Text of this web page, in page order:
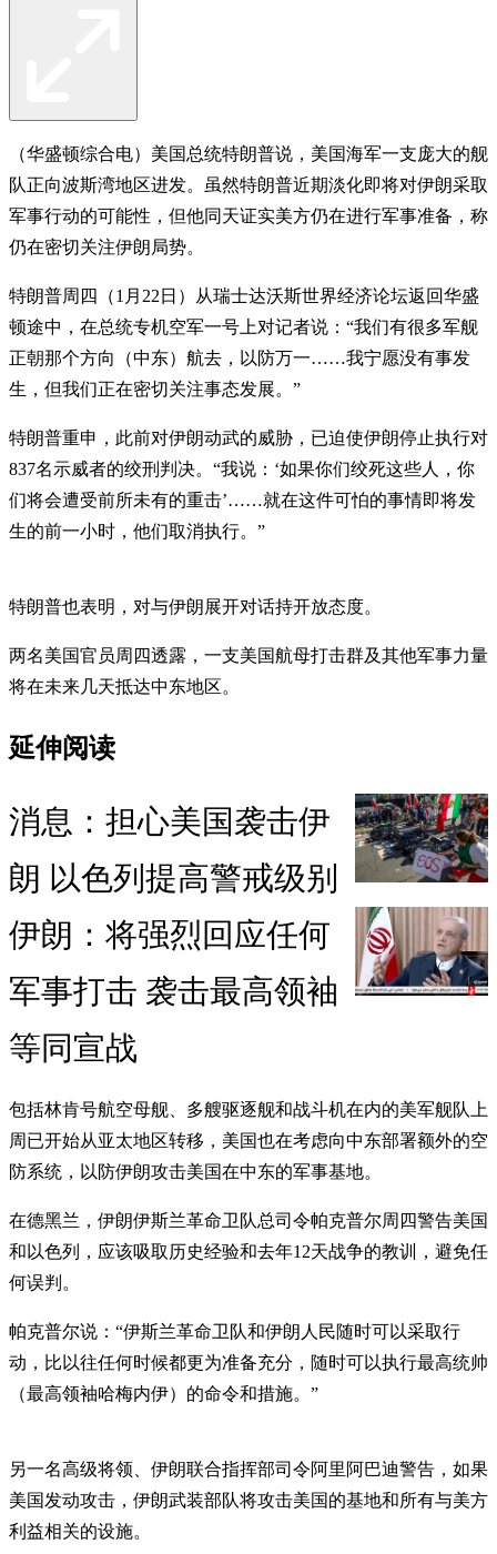
（华盛顿综合电）美国总统特朗普说，美国海军一支庞大的舰
队正向波斯湾地区进发。虽然特朗普近期淡化即将对伊朗采取
军事行动的可能性，但他同天证实美方仍在进行军事准备，称
仍在密切关注伊朗局势。
特朗普周四（1月22日）从瑞士达沃斯世界经济论坛返回华盛
顿途中，在总统专机空军一号上对记者说：“我们有很多军舰
正朝那个方向（中东）航去，以防万一……我宁愿没有事发
生，但我们正在密切关注事态发展。”
特朗普重申，此前对伊朗动武的威胁，已迫使伊朗停止执行对
837名示威者的绞刑判决。“我说：‘如果你们绞死这些人，你
们将会遭受前所未有的重击’……就在这件可怕的事情即将发
生的前一小时，他们取消执行。”
特朗普也表明，对与伊朗展开对话持开放态度。
两名美国官员周四透露，一支美国航母打击群及其他军事力量
将在未来几天抵达中东地区。
延伸阅读
消息：担心美国袭击伊
朗 以色列提高警戒级别
伊朗：将强烈回应任何
军事打击 袭击最高领袖
等同宣战
包括林肯号航空母舰、多艘驱逐舰和战斗机在内的美军舰队上
周已开始从亚太地区转移，美国也在考虑向中东部署额外的空
防系统，以防伊朗攻击美国在中东的军事基地。
在德黑兰，伊朗伊斯兰革命卫队总司令帕克普尔周四警告美国
和以色列，应该吸取历史经验和去年12天战争的教训，避免任
何误判。
帕克普尔说：“伊斯兰革命卫队和伊朗人民随时可以采取行
动，比以往任何时候都更为准备充分，随时可以执行最高统帅
（最高领袖哈梅内伊）的命令和措施。”
另一名高级将领、伊朗联合指挥部司令阿里阿巴迪警告，如果
美国发动攻击，伊朗武装部队将攻击美国的基地和所有与美方
利益相关的设施。